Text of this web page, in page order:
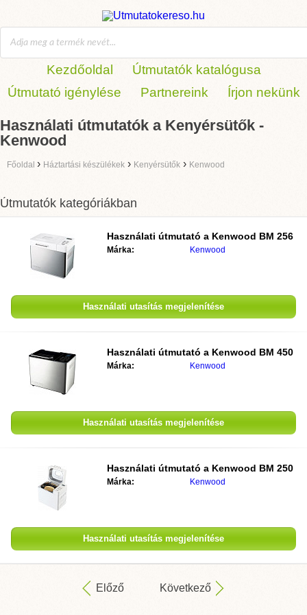
Kezdőoldal
Útmutatók katalógusa
Útmutató igénylése
Partnereink Írjon nekünk
Használati útmutatók a Kenyérsütők -
Kenwood
Főoldal › Háztartási készülékek › Kenyérsütők › Kenwood
Útmutatók kategóriákban
Használati útmutató a Kenwood BM 256
Márka: Kenwood
Használati utasítás megjelenítése
Használati útmutató a Kenwood BM 450
Márka: Kenwood
Használati utasítás megjelenítése
Használati útmutató a Kenwood BM 250
Márka: Kenwood
Használati utasítás megjelenítése
Előző Következő